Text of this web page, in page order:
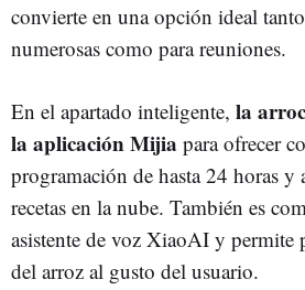
convierte en una opción ideal
numerosas como para reuniones.
En el apartado inteligente, la
la aplicación Mijia para ofrecer
programación de hasta 24 horas y
recetas en la nube. También es
asistente de voz XiaoAI y permite
del arroz al gusto del usuario.